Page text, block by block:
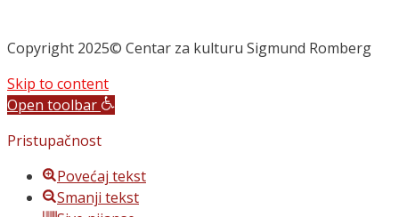
Copyright 2025© Centar za kulturu Sigmund Romberg
Skip to content
Open toolbar
Pristupačnost
Povećaj tekst
Smanji tekst